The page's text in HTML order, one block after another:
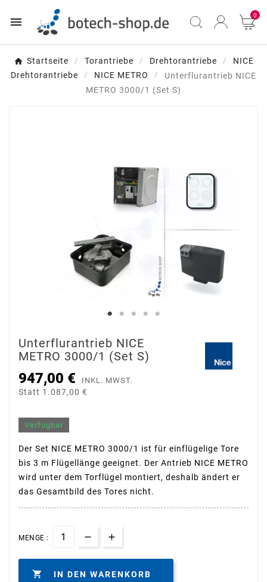
 0
Startseite Torantriebe Drehtorantriebe
NICE
Drehtorantriebe
NICE METRO
Unterflurantrieb NICE
METRO 3000/1 (Set S)
Unterflurantrieb NICE
METRO 3000/1 (Set S)
947,00 € INKL. MWST.
Statt 1.087,00 €
Verfügbar
Der Set NICE METRO 3000/1 ist für einflügelige Tore
bis 3 m Flügellänge geeignet. Der Antrieb NICE METRO
wird unter dem Torflügel montiert, deshalb ändert er
das Gesamtbild des Tores nicht.
MENGE :
 IN DEN WARENKORB